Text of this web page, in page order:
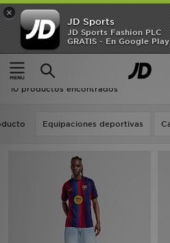
×
JD Sports
JD Sports Fashion PLC
GRATIS - En Google Play
Página principal
Rojo Nike Fútbol
Rojo Nike Fútbol
10 productos encontrados
Equipaciones deportivas
Hombre
Mujer
Niños
Ver Marcas
Deportes & Fitness